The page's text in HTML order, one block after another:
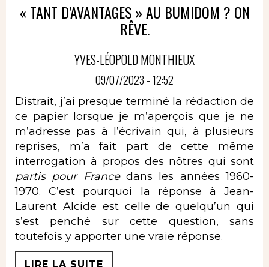
« TANT D’AVANTAGES » AU BUMIDOM ? ON
RÊVE.
YVES-LÉOPOLD MONTHIEUX
09/07/2023 - 12:52
Distrait, j’ai presque terminé la rédaction de
ce papier lorsque je m’aperçois que je ne
m’adresse pas à l’écrivain qui, à plusieurs
reprises, m’a fait part de cette même
interrogation à propos des nôtres qui sont
partis pour Francedans les années 1960-
1970. C’est pourquoi la réponse à Jean-
Laurent Alcide est celle de quelqu’un qui
s’est penché sur cette question, sans
toutefois y apporter une vraie réponse.
LIRE LA SUITE